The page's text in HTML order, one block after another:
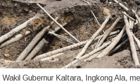
Wakil Gubernur Kaltara, Ingkong Ala,